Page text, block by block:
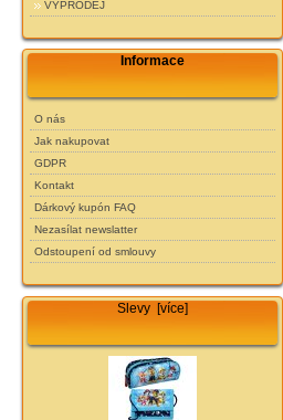
VÝPRODEJ
Informace
O nás
Jak nakupovat
GDPR
Kontakt
Dárkový kupón FAQ
Nezasílat newslatter
Odstoupení od smlouvy
Slevy [více]